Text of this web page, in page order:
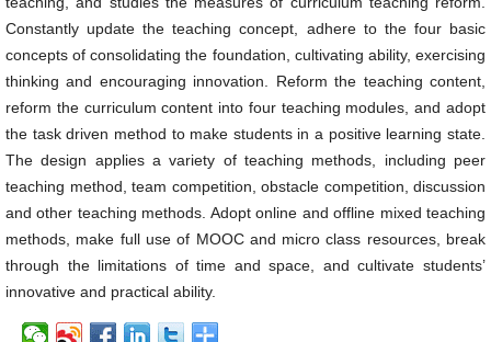
Constantly update the teaching concept, adhere to the four basic
concepts of consolidating the foundation, cultivating ability, exercising
thinking and encouraging innovation. Reform the teaching content,
reform the curriculum content into four teaching modules, and adopt
the task driven method to make students in a positive learning state.
The design applies a variety of teaching methods, including peer
teaching method, team competition, obstacle competition, discussion
and other teaching methods. Adopt online and offline mixed teaching
methods, make full use of MOOC and micro class resources, break
through the limitations of time and space, and cultivate students’
innovative and practical ability.